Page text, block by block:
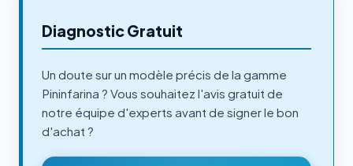
Diagnostic Gratuit
Un doute sur un modèle précis de la gamme
Pininfarina ? Vous souhaitez l'avis gratuit de
notre équipe d'experts avant de signer le bon
d'achat ?